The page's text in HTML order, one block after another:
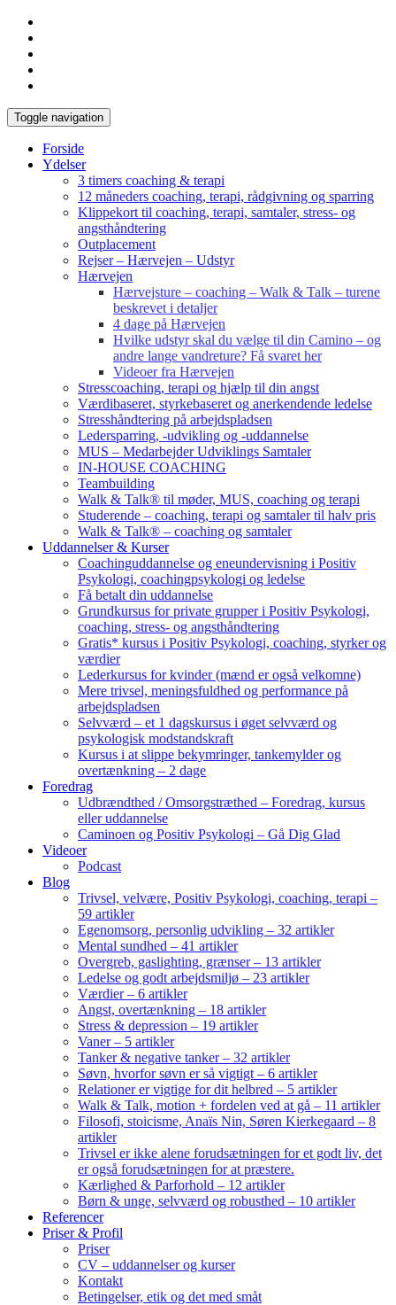
Toggle navigation
Forside
Ydelser
3 timers coaching & terapi
12 måneders coaching, terapi, rådgivning og sparring
Klippekort til coaching, terapi, samtaler, stress- og
angsthåndtering
Outplacement
Rejser – Hærvejen – Udstyr
Hærvejen
Hærvejsture – coaching – Walk & Talk – turene
beskrevet i detaljer
4 dage på Hærvejen
Hvilke udstyr skal du vælge til din Camino – og
andre lange vandreture? Få svaret her
Videoer fra Hærvejen
Stresscoaching, terapi og hjælp til din angst
Værdibaseret, styrkebaseret og anerkendende ledelse
Stresshåndtering på arbejdspladsen
Ledersparring, -udvikling og -uddannelse
MUS – Medarbejder Udviklings Samtaler
IN-HOUSE COACHING
Teambuilding
Walk & Talk® til møder, MUS, coaching og terapi
Studerende – coaching, terapi og samtaler til halv pris
Walk & Talk® – coaching og samtaler
Uddannelser & Kurser
Coachinguddannelse og eneundervisning i Positiv
Psykologi, coachingpsykologi og ledelse
Få betalt din uddannelse
Grundkursus for private grupper i Positiv Psykologi,
coaching, stress- og angsthåndtering
Gratis* kursus i Positiv Psykologi, coaching, styrker og
værdier
Lederkursus for kvinder (mænd er også velkomne)
Mere trivsel, meningsfuldhed og performance på
arbejdspladsen
Selvværd – et 1 dagskursus i øget selvværd og
psykologisk modstandskraft
Kursus i at slippe bekymringer, tankemylder og
overtænkning – 2 dage
Foredrag
Udbrændthed / Omsorgstræthed – Foredrag, kursus
eller uddannelse
Caminoen og Positiv Psykologi – Gå Dig Glad
Videoer
Podcast
Blog
Trivsel, velvære, Positiv Psykologi, coaching, terapi –
59 artikler
Egenomsorg, personlig udvikling – 32 artikler
Mental sundhed – 41 artikler
Overgreb, gaslighting, grænser – 13 artikler
Ledelse og godt arbejdsmiljø – 23 artikler
Værdier – 6 artikler
Angst, overtænkning – 18 artikler
Stress & depression – 19 artikler
Vaner – 5 artikler
Tanker & negative tanker – 32 artikler
Søvn, hvorfor søvn er så vigtigt – 6 artikler
Relationer er vigtige for dit helbred – 5 artikler
Walk & Talk, motion + fordelen ved at gå – 11 artikler
Filosofi, stoicisme, Anaïs Nin, Søren Kierkegaard – 8
artikler
Trivsel er ikke alene forudsætningen for et godt liv, det
er også forudsætningen for at præstere.
Kærlighed & Parforhold – 12 artikler
Børn & unge, selvværd og robusthed – 10 artikler
Referencer
Priser & Profil
Priser
CV – uddannelser og kurser
Kontakt
Betingelser, etik og det med småt